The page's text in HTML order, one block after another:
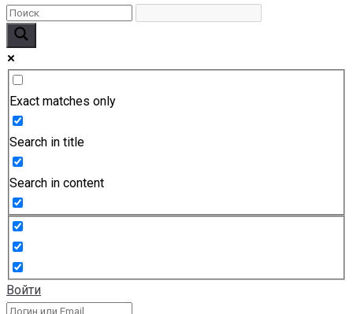
Exact matches only
Search in title
Search in content
Войти